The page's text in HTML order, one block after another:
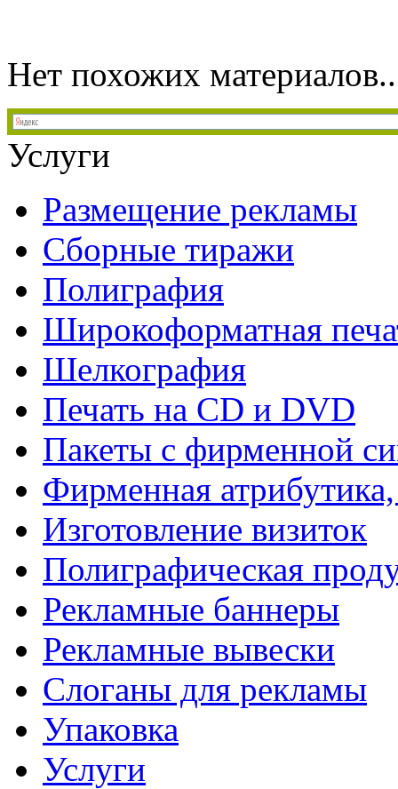
Нет похожих
Услуги
Размещение рекламы
Сборные тиражи
Полиграфия
Широкоформатная
Шелкография
Печать на СD и DVD
Пакеты с фирменной
Фирменная
Изготовление визиток
Полиграфическая
Рекламные баннеры
Рекламные вывески
Слоганы для рекламы
Упаковка
Услуги